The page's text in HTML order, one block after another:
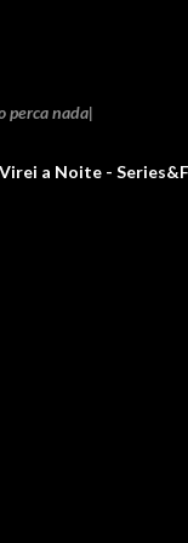
perca nada|
Virei a Noite -